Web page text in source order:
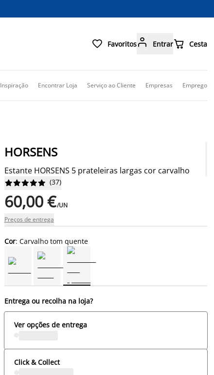
 Favoritos Entrar Cesta
Inspiração Encontrar Loja Serviço ao Cliente Empresas Emprego
HORSENS
Estante HORSENS 5 prateleiras largas cor carvalho





 (37)
60,00 €/UN
Preços de entrega
Cor: Carvalho tom quente
Entrega ou recolha na loja?
Ver opções de entrega
Click & Collect